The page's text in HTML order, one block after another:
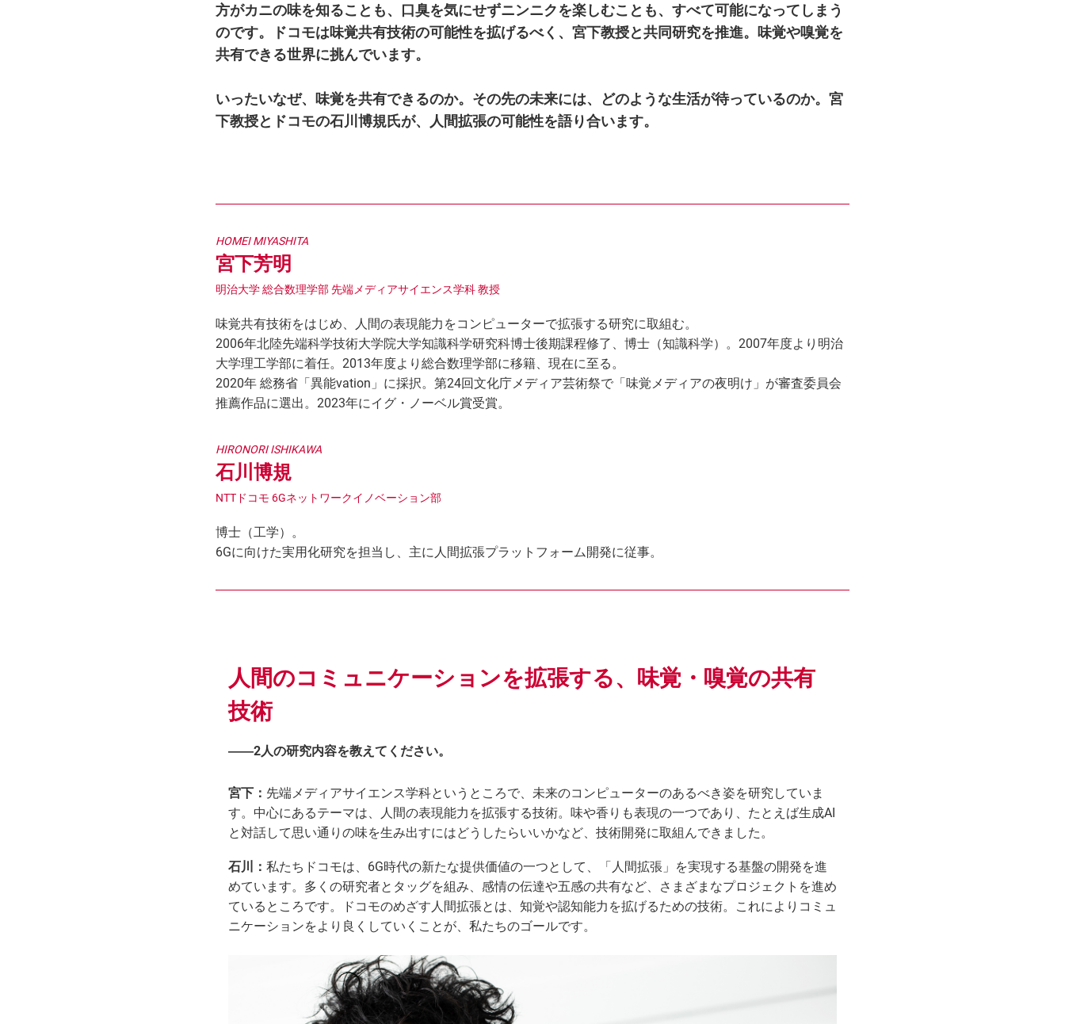
方がカニの味を知ることも、口臭を気にせずニンニクを楽しむことも、すべて可能になってしまう
のです。ドコモは味覚共有技術の可能性を拡げるべく、宮下教授と共同研究を推進。味覚や嗅覚を
共有できる世界に挑んでいます。
いったいなぜ、味覚を共有できるのか。その先の未来には、どのような生活が待っているのか。宮
下教授とドコモの石川博規氏が、人間拡張の可能性を語り合います。
HOMEI MIYASHITA
宮下芳明
明治大学 総合数理学部 先端メディアサイエンス学科 教授
味覚共有技術をはじめ、人間の表現能力をコンピューターで拡張する研究に取組む。
2006年北陸先端科学技術大学院大学知識科学研究科博士後期課程修了、博士（知識科学）。2007年度より明治
大学理工学部に着任。2013年度より総合数理学部に移籍、現在に至る。
2020年 総務省「異能vation」に採択。第24回文化庁メディア芸術祭で「味覚メディアの夜明け」が審査委員会
推薦作品に選出。2023年にイグ・ノーベル賞受賞。
HIRONORI ISHIKAWA
石川博規
NTTドコモ 6Gネットワークイノベーション部
博士（工学）。
6Gに向けた実用化研究を担当し、主に人間拡張プラットフォーム開発に従事。
人間のコミュニケーションを拡張する、味覚・嗅覚の共有
技術
――2人の研究内容を教えてください。
宮下： 先端メディアサイエンス学科というところで、未来のコンピューターのあるべき姿を研究していま
す。中心にあるテーマは、人間の表現能力を拡張する技術。味や香りも表現の一つであり、たとえば生成AI
と対話して思い通りの味を生み出すにはどうしたらいいかなど、技術開発に取組んできました。
石川： 私たちドコモは、6G時代の新たな提供価値の一つとして、「人間拡張」を実現する基盤の開発を進
めています。多くの研究者とタッグを組み、感情の伝達や五感の共有など、さまざまなプロジェクトを進め
ているところです。ドコモのめざす人間拡張とは、知覚や認知能力を拡げるための技術。これによりコミュ
ニケーションをより良くしていくことが、私たちのゴールです。